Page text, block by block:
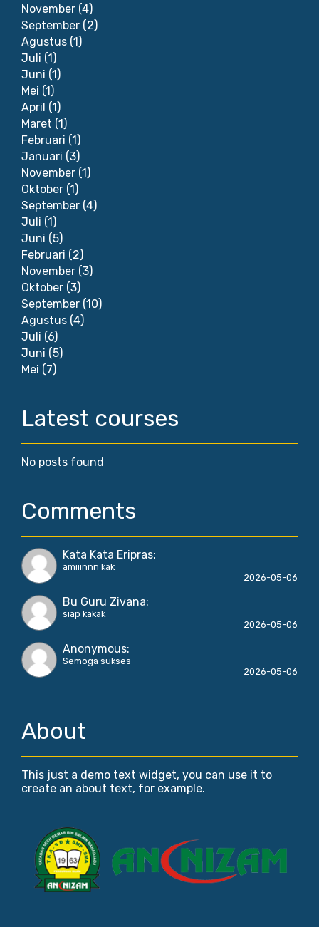
November (4)
September (2)
Agustus (1)
Juli (1)
Juni (1)
Mei (1)
April (1)
Maret (1)
Februari (1)
Januari (3)
November (1)
Oktober (1)
September (4)
Juli (1)
Juni (5)
Februari (2)
November (3)
Oktober (3)
September (10)
Agustus (4)
Juli (6)
Juni (5)
Mei (7)
Latest courses
No posts found
Comments
Kata Kata Eripras:
amiiinnn kak
2026-05-06
Bu Guru Zivana:
siap kakak
2026-05-06
Anonymous:
Semoga sukses
2026-05-06
About
This just a demo text widget, you can use it to
create an about text, for example.